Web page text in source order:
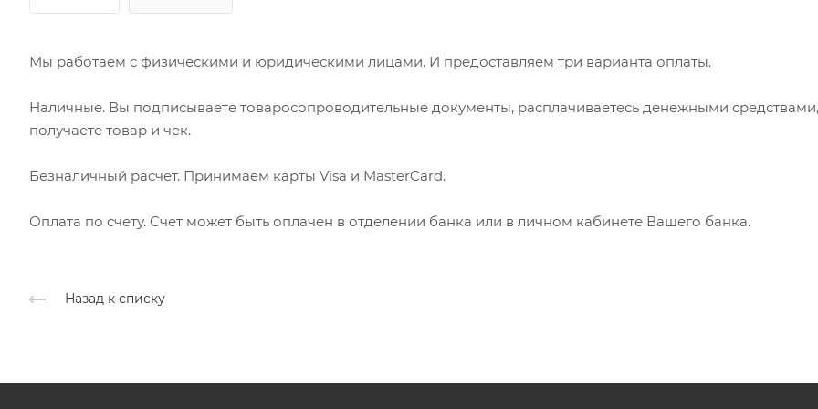
Мы работаем с физическими и юридическими лицами. И предоставляем три варианта оплаты.
Наличные. Вы подписываете товаросопроводительные документы, расплачиваетесь денежными средствами,
получаете товар и чек.
Безналичный расчет. Принимаем карты Visa и MasterCard.
Оплата по счету. Счет может быть оплачен в отделении банка или в личном кабинете Вашего банка.
Назад к списку